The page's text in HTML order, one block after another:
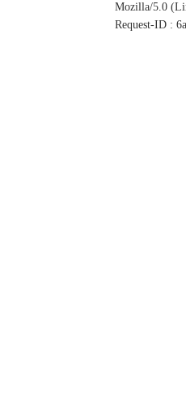
Mozilla/5.0
Request-ID :